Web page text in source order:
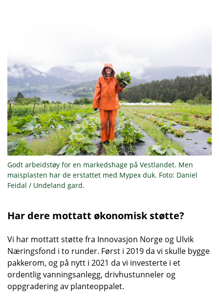
Godt arbeidstøy for en markedshage på Vestlandet. Men
maisplasten har de erstattet med Mypex duk. Foto: Daniel
Feidal / Undeland gard.
Har dere mottatt økonomisk støtte?
Vi har mottatt støtte fra Innovasjon Norge og Ulvik
Næringsfond i to runder. Først i 2019 da vi skulle bygge
pakkerom, og på nytt i 2021 da vi investerte i et
ordentlig vanningsanlegg, drivhustunneler og
oppgradering av planteoppalet.